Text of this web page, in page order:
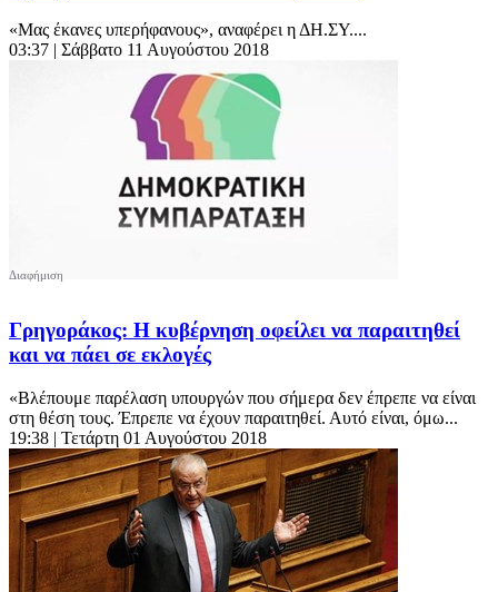
«Μας έκανες υπερήφανους», αναφέρει η ΔΗ.ΣΥ....
03:37 | Σάββατο 11 Αυγούστου 2018
Γρηγοράκος: Η κυβέρνηση οφείλει να παραιτηθεί
και να πάει σε εκλογές
«Βλέπουμε παρέλαση υπουργών που σήμερα δεν έπρεπε να είναι
στη θέση τους. Έπρεπε να έχουν παραιτηθεί. Αυτό είναι, όμω...
19:38 | Τετάρτη 01 Αυγούστου 2018